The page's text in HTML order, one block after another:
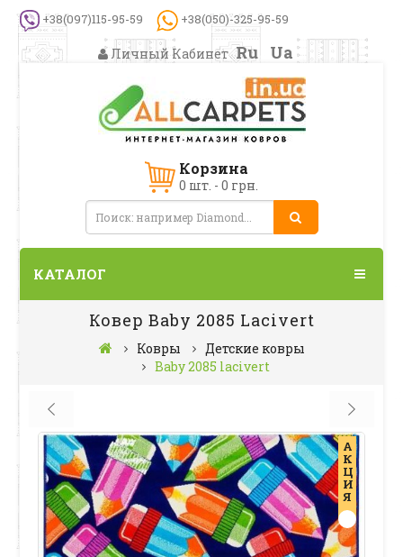
+38(097)115-95-59 +38(050)-325-95-59
Личный Кабинет Ru Ua
Корзина
0 шт. - 0 грн.
КАТАЛОГ
Ковер Baby 2085 Lacivert
Ковры
Детские ковры
Baby 2085 lacivert
А
К
Ц
И
Я